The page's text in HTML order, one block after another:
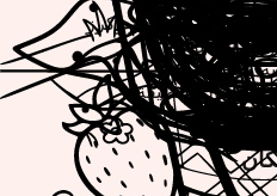
مع كريمة مخفوقة وكرز
الاستوائية
والكراميل
اللطيفة
متقن